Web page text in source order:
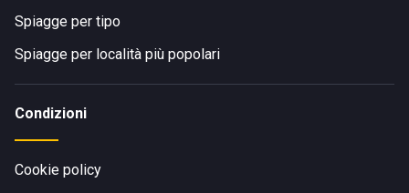
Spiagge per tipo
Spiagge per località più popolari
Condizioni
Cookie policy